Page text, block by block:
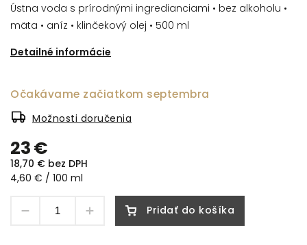
Ústna voda s prírodnými ingredianciami • bez alkoholu •
mäta • aníz • klinčekový olej • 500 ml
Detailné informácie
23 €
18,70 € bez DPH
4,60 € / 100 ml
Očakávame začiatkom septembra
Možnosti doručenia
Pridať do košíka